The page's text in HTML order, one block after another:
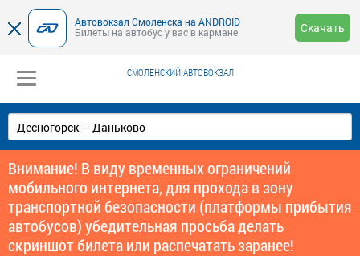
Автовокзал Смоленска на ANDROID
Билеты на автобус у вас в кармане
Скачать
СМОЛЕНСКИЙ АВТОВОКЗАЛ
Внимание! В виду временных ограничений
мобильного интернета, для прохода в зону
транспортной безопасности (платформы прибытия
автобусов) убедительная просьба делать
скриншот билета или распечатать заранее!